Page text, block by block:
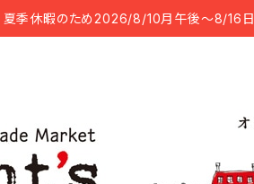
夏季休暇のため2026/8/10月午後～8/16